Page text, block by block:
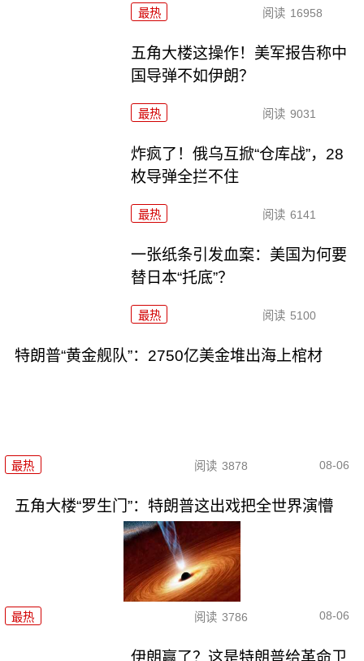
最热 阅读 16958
五角大楼这操作！美军报告称中
国导弹不如伊朗？
最热 阅读 9031
炸疯了！俄乌互掀“仓库战”，28
枚导弹全拦不住
最热 阅读 6141
一张纸条引发血案：美国为何要
替日本“托底”？
最热 阅读 5100
特朗普“黄金舰队”：2750亿美金堆出海上棺材
最热 阅读 3878 08-06
五角大楼“罗生门”：特朗普这出戏把全世界演懵
最热 阅读 3786 08-06
伊朗赢了？这是特朗普给革命卫